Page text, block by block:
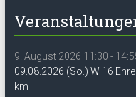
9. August 2026 11:30 -
09.08.2026 (So.) W 16
km